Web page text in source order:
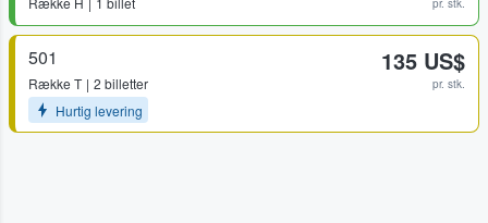
pr. stk.
501
Række T
2 billetter
Hurtig levering
135 US$
pr. stk.